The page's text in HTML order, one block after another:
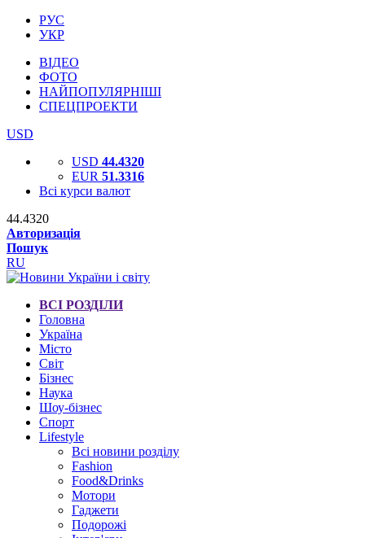
РУС
УКР
ВІДЕО
ФОТО
НАЙПОПУЛЯРНІШІ
СПЕЦПРОЕКТИ
USD
USD 44.4320
EUR 51.3316
Всі курси валют
44.4320
Авторизація
Пошук
RU
ВСІ РОЗДІЛИ
Головна
Україна
Місто
Світ
Бізнес
Наука
Шоу-бізнес
Спорт
Lifestyle
Всі новини розділу
Fashion
Food&Drinks
Мотори
Гаджети
Подорожі